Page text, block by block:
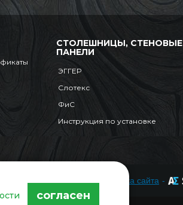
СТОЛЕШНИЦЫ, СТЕНОВЫЕ
ПАНЕЛИ
ЭГГЕР
Слотекс
ФиС
Инструкция по установке
Разработка сайта -
согласен